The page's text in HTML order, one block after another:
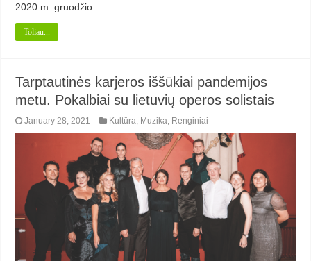
2020 m. gruodžio …
Toliau...
Tarptautinės karjeros iššūkiai pandemijos
metu. Pokalbiai su lietuvių operos solistais
January 28, 2021 Kultūra, Muzika, Renginiai